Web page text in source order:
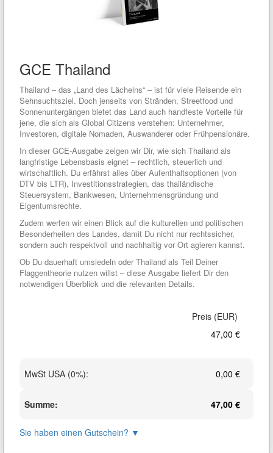
GCE Thailand
Thailand – das „Land des Lächelns“ – ist für viele Reisende ein
Sehnsuchtsziel. Doch jenseits von Stränden, Streetfood und
Sonnenuntergängen bietet das Land auch handfeste Vorteile für
jene, die sich als Global Citizens verstehen: Unternehmer,
Investoren, digitale Nomaden, Auswanderer oder Frühpensionäre.
In dieser GCE-Ausgabe zeigen wir Dir, wie sich Thailand als
langfristige Lebensbasis eignet – rechtlich, steuerlich und
wirtschaftlich. Du erfährst alles über Aufenthaltsoptionen (von
DTV bis LTR), Investitionsstrategien, das thailändische
Steuersystem, Bankwesen, Unternehmensgründung und
Eigentumsrechte.
Zudem werfen wir einen Blick auf die kulturellen und politischen
Besonderheiten des Landes, damit Du nicht nur rechtssicher,
sondern auch respektvoll und nachhaltig vor Ort agieren kannst.
Ob Du dauerhaft umsiedeln oder Thailand als Teil Deiner
Flaggentheorie nutzen willst – diese Ausgabe liefert Dir den
notwendigen Überblick und die relevanten Details.
47,00 €
MwSt USA (0%): 0,00 €
Summe: 47,00 €
Sie haben einen Gutschein? ▼